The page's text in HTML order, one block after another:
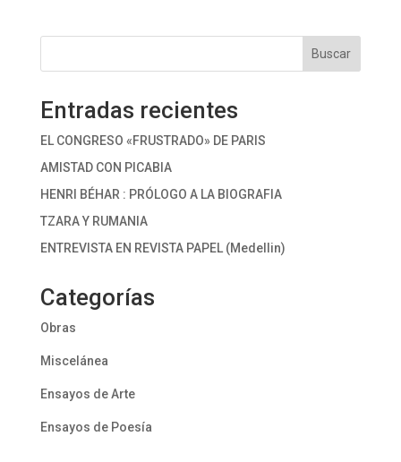
Buscar
Entradas recientes
EL CONGRESO «FRUSTRADO» DE PARIS
AMISTAD CON PICABIA
HENRI BÉHAR : PRÓLOGO A LA BIOGRAFIA
TZARA Y RUMANIA
ENTREVISTA EN REVISTA PAPEL (Medellin)
Categorías
Obras
Miscelánea
Ensayos de Arte
Ensayos de Poesía